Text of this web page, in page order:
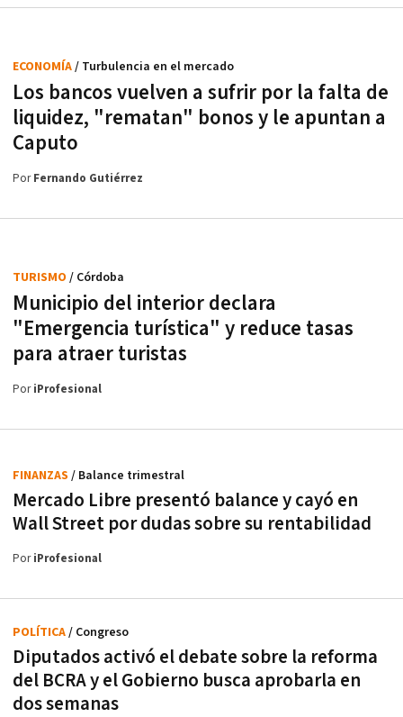
Los bancos vuelven a sufrir por la falta de
liquidez, "rematan" bonos y le apuntan a
Caputo
ECONOMÍA/ Turbulencia en el mercado
PorFernando Gutiérrez
Municipio del interior declara
"Emergencia turística" y reduce tasas
para atraer turistas
TURISMO / Córdoba
PoriProfesional
Mercado Libre presentó balance y cayó en
Wall Street por dudas sobre su rentabilidad
FINANZAS / Balance trimestral
PoriProfesional
Diputados activó el debate sobre la reforma
del BCRA y el Gobierno busca aprobarla en
dos semanas
POLÍTICA/ Congreso